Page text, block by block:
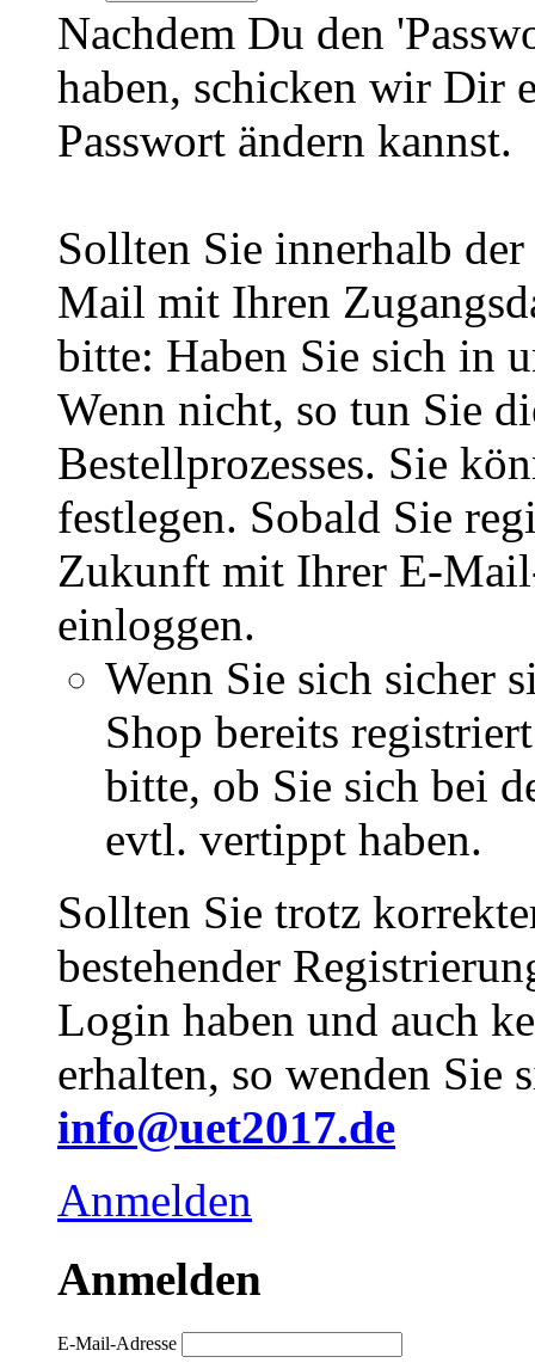
Nachdem Du den
haben, schicken wir Dir
Passwort ändern kannst.
Sollten Sie innerhalb
Mail mit Ihren
bitte: Haben Sie sich in
Wenn nicht, so tun Sie
Bestellprozesses. Sie
festlegen. Sobald Sie
Zukunft mit Ihrer E-
einloggen.
Wenn Sie sich sicher
Shop bereits
bitte, ob Sie sich bei
evtl. vertippt haben.
Sollten Sie trotz
bestehender
Login haben und auch
erhalten, so wenden
info@uet2017.de
Anmelden
Anmelden
E-Mail-Adresse